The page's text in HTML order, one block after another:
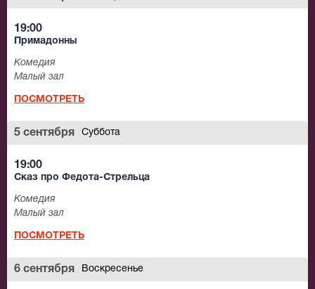
19:00
Примадонны
Комедия
Малый зал
ПОСМОТРЕТЬ
5 сентября Суббота
19:00
Сказ про Федота-Стрельца
Комедия
Малый зал
ПОСМОТРЕТЬ
6 сентября Воскресенье